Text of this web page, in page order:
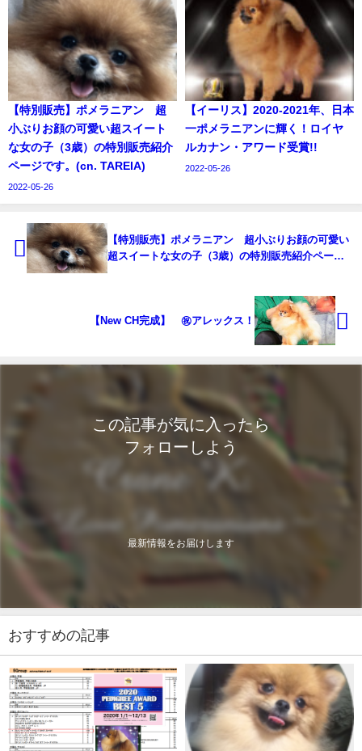
【特別販売】ポメラニアン 超
小ぶりお顔の可愛い超スイート
な女の子（3歳）の特別販売紹介
ページです。(cn. TAREIA)
2022-05-26
【イーリス】2020-2021年、日本
一ポメラニアンに輝く！ロイヤ
ルカナン・アワード受賞!!
2022-05-26
【特別販売】ポメラニアン 超小ぶりお顔の可愛い
超スイートな女の子（3歳）の特別販売紹介ページ
【New CH完成】 ㊗アレックス！
この記事が気に入ったら
フォローしよう
最新情報をお届けします
おすすめの記事